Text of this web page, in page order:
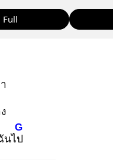
Full
นไป
G